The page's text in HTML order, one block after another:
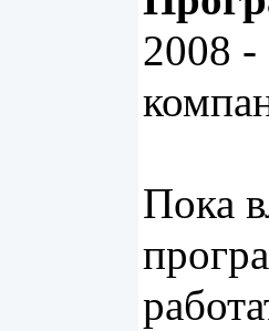
2008 -
Пока